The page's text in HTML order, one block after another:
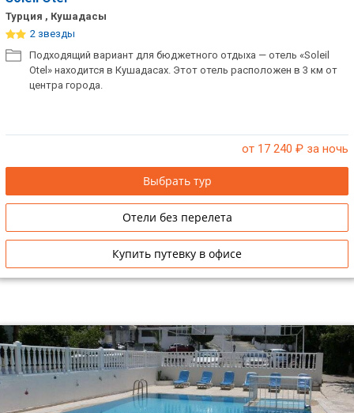
Турция , Кушадасы
2 звезды
Подходящий вариант для бюджетного отдыха — отель «Soleil
Otel» находится в Кушадасах. Этот отель расположен в 3 км от
центра города.
от 17 240 ₽ за ночь
Выбрать тур
Отели без перелета
Купить путевку в офисе